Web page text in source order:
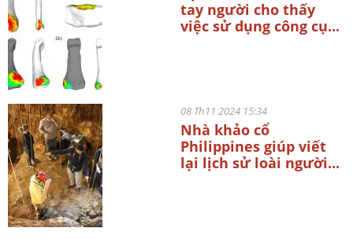
tay người cho thấy
việc sử dụng công cụ...
08 Th11 2024 15:34
Nhà khảo cổ
Philippines giúp viết
lại lịch sử loài người...